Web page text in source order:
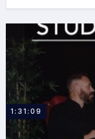
1:31:09